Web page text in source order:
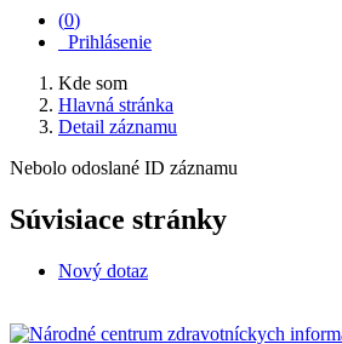
(0)
Prihlásenie
Kde som
Hlavná stránka
Detail záznamu
Nebolo odoslané ID záznamu
Súvisiace stránky
Nový dotaz